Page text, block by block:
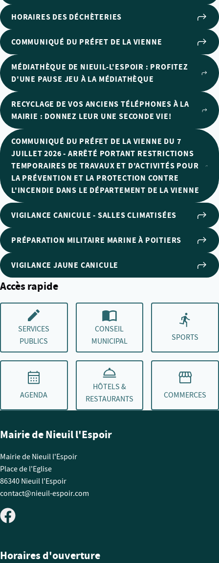
HORAIRES DES DÉCHÈTERIES
COMMUNIQUÉ DU PRÉFET DE LA VIENNE
MÉDIATHÈQUE DE NIEUIL-L'ESPOIR : PROFITEZ
D'UNE PAUSE JEU À LA MÉDIATHÈQUE
RECYCLAGE DE VOS ANCIENS TÉLÉPHONES À LA
MAIRIE : DONNEZ LEUR UNE SECONDE VIE!
COMMUNIQUÉ DU PRÉFET DE LA VIENNE DU 7
JUILLET 2026 - ARRÊTÉ PORTANT RESTRICTIONS
TEMPORAIRES DE TRAVAUX ET D'ACTIVITÉS POUR
LA PRÉVENTION ET LA PROTECTION CONTRE
L'INCENDIE DANS LE DÉPARTEMENT DE LA VIENNE
VIGILANCE CANICULE - SALLES CLIMATISÉES
PRÉPARATION MILITAIRE MARINE À POITIERS
VIGILANCE JAUNE CANICULE
Accès rapide
SERVICES
PUBLICS
CONSEIL
MUNICIPAL
SPORTS
AGENDA
HÔTELS &
RESTAURANTS
COMMERCES
Mairie de Nieuil l'Espoir
Mairie de Nieuil l'Espoir
Place de l'Eglise
86340 Nieuil l'Espoir
contact@nieuil-espoir.com
Horaires d'ouverture